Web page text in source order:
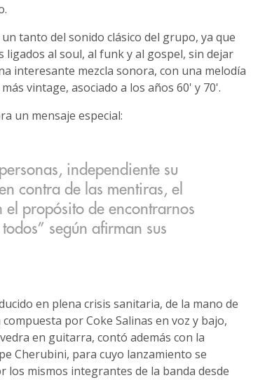
tanto del sonido clásico del grupo, ya que
al soul, al funk y al gospel, sin dejar
interesante mezcla sonora, con una melodía
vintage, asociado a los años 60' y 70'.
un mensaje especial:
independiente su
contra de las mentiras, el
propósito de encontrarnos
según afirman sus
en plena crisis sanitaria, de la mano de
compuesta por Coke Salinas en voz y bajo,
en guitarra, contó además con la
Cherubini, para cuyo lanzamiento se
los mismos integrantes de la banda desde